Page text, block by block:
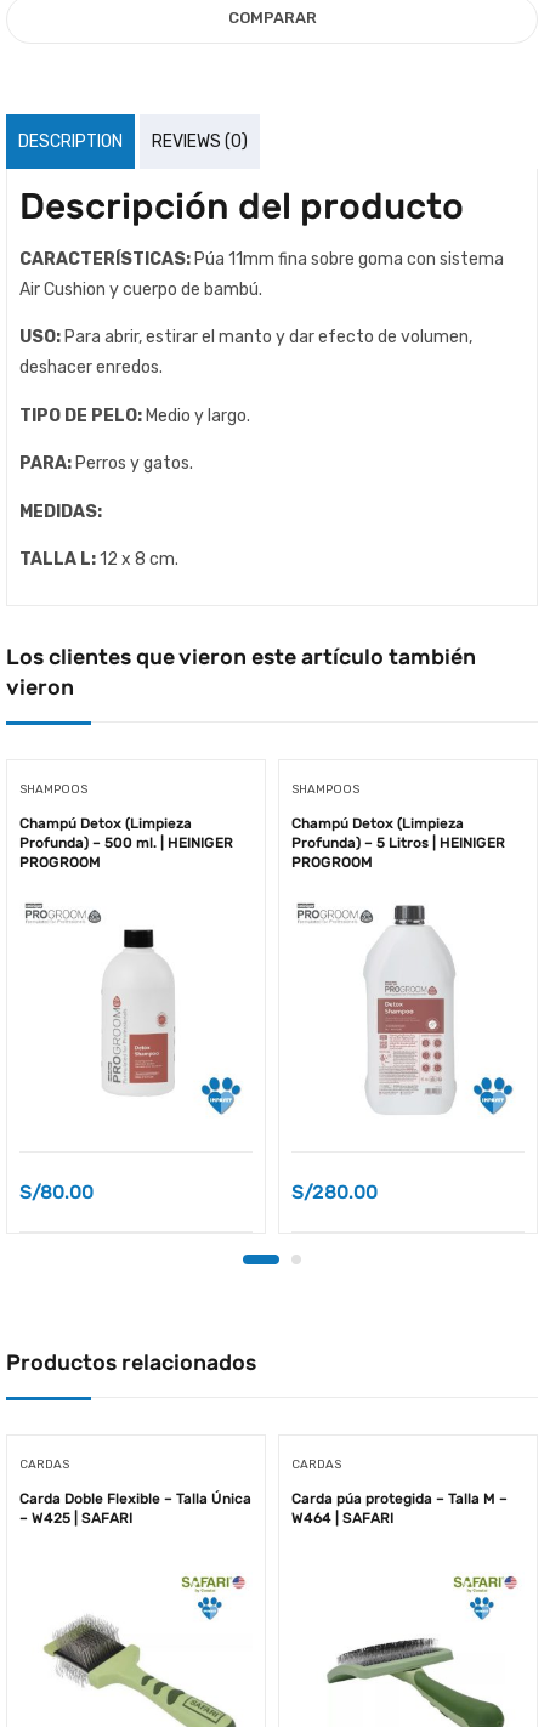
COMPARAR
DESCRIPTION REVIEWS (0)
Descripción del producto
CARACTERÍSTICAS: Púa 11mm fina sobre goma con sistema
Air Cushion y cuerpo de bambú.
USO: Para abrir, estirar el manto y dar efecto de volumen,
deshacer enredos.
TIPO DE PELO: Medio y largo.
PARA: Perros y gatos.
MEDIDAS:
TALLA L:12 x 8 cm.
Los clientes que vieron este artículo también
vieron
SHAMPOOS
Champú Detox (Limpieza
Profunda) – 500 ml. | HEINIGER
PROGROOM
S/80.00
SHAMPOOS
Champú Detox (Limpieza
Profunda) – 5 Litros | HEINIGER
PROGROOM
S/280.00
Productos relacionados
CARDAS
Carda Doble Flexible – Talla Única
– W425 | SAFARI
CARDAS
Carda púa protegida – Talla M –
W464 | SAFARI